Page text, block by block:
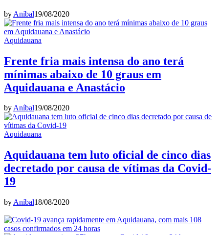
by Aníbal19/08/2020
Aquidauana
Frente fria mais intensa do ano terá
mínimas abaixo de 10 graus em
Aquidauana e Anastácio
byAníbal19/08/2020
Aquidauana
Aquidauana tem luto oficial de cinco dias
decretado por causa de vítimas da Covid-
19
by Aníbal18/08/2020